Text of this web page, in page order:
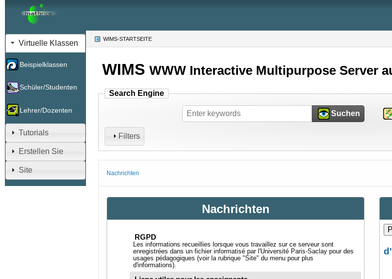
WIMS-STARTSEITE(CURRENT)
WIMS WWW Interactive Multipurpose Server
Search Engine
Suchen
Filters
Nachrichten
Nachrichten
RGPD
Les informations recueillies lorsque vous travaillez sur ce serveur sont
enregistrées dans un fichier informatisé par l'Université Paris-Saclay pour des
usages pédagogiques (voir la rubrique "Site" du menu pour plus
d'informations).
Reconnaissance de
champignons
Beschreibung
collection d'exercices sur l'identification
Virtuelle Klassen
Beispielklassen
Schüler/Studenten
Lehrer/Dozenten
Tutorials
Erstellen Sie
Site